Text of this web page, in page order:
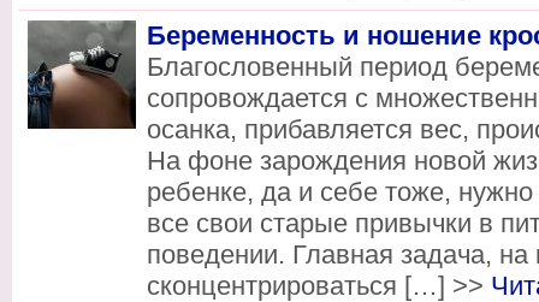
Беременность и ношение
Благословенный период
сопровождается с
осанка, прибавляется вес,
На фоне зарождения новой
ребенке, да и себе тоже,
все свои старые привычки в
поведении. Главная задача, на
сконцентрироваться […] >>